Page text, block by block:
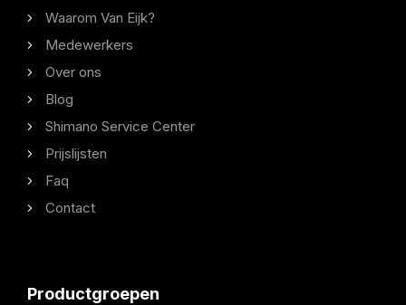
Waarom Van Eijk?
Medewerkers
Over ons
Blog
Shimano Service Center
Prijslijsten
Faq
Contact
Productgroepen